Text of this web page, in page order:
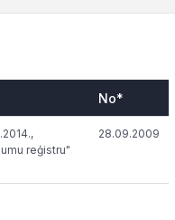
No*
reģistru"
28.09.2009